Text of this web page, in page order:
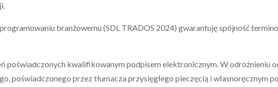
branżowemu (SDL TRADOS 2024) gwarantuję spójność
poświadczonych kwalifikowanym podpisem elektronicznym. W odróżnieniu
poświadczonego przez tłumacza przysięgłego pieczęcią i własnoręcznym